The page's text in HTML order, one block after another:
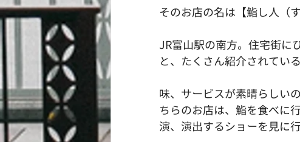
そのお店の名は【鮨し人（
JR富山駅の南方。住宅街に
と、たくさん紹介されてい
味、サービスが素晴らしい
ちらのお店は、鮨を食べに
演、演出するショーを見に